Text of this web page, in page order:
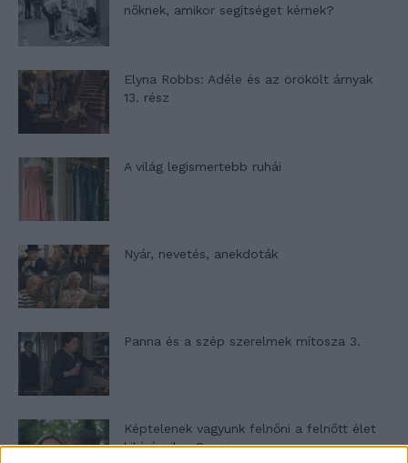
nőknek, amikor segítséget kérnek?
Elyna Robbs: Adéle és az örökölt árnyak
13. rész
A világ legismertebb ruhái
Nyár, nevetés, anekdoták
Panna és a szép szerelmek mítosza 3.
Képtelenek vagyunk felnőni a felnőtt élet
kihívásaihoz?